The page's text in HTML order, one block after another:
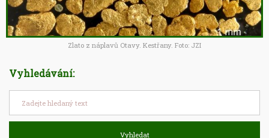
Zlato z náplavů Otavy. Kestřany. Foto: JZI
Vyhledávání:
Vyhledat